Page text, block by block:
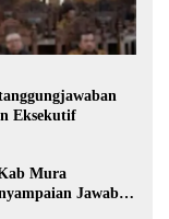
Eksekutif
Mura
Jawaban